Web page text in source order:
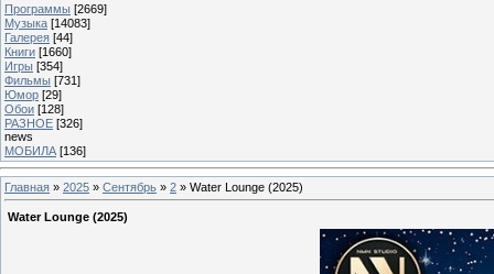
Программы [2669]
Музыка [14083]
Галерея [44]
Книги [1660]
Игры [354]
Фильмы [731]
Юмор [29]
Обои [128]
РАЗНОЕ [326]
news
МОБИЛА [136]
Главная » 2025 » Сентябрь » 2 » Water Lounge (2025)
Water Lounge (2025)